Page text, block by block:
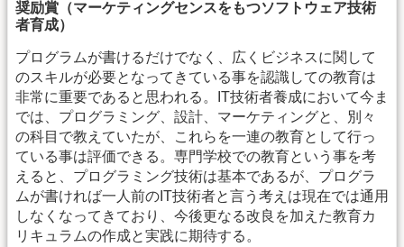
奨励賞（マーケティングセンスをもつソフトウェア技術
者育成）
プログラムが書けるだけでなく、広くビジネスに関して
のスキルが必要となってきている事を認識しての教育は
非常に重要であると思われる。IT技術者養成において今ま
では、プログラミング、設計、マーケティングと、別々
の科目で教えていたが、これらを一連の教育として行っ
ている事は評価できる。専門学校での教育という事を考
えると、プログラミング技術は基本であるが、プログラ
ムが書ければ一人前のIT技術者と言う考えは現在では通用
しなくなってきており、今後更なる改良を加えた教育カ
リキュラムの作成と実践に期待する。